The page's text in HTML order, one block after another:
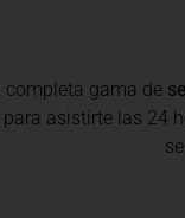
completa gama de
asistirte las 24